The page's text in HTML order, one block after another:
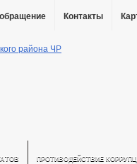
Контакты
ПРОТИВОДЕЙСТВИЕ